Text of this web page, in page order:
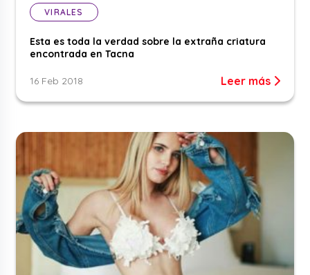
VIRALES
Esta es toda la verdad sobre la extraña criatura
encontrada en Tacna
16 Feb 2018 Leer más